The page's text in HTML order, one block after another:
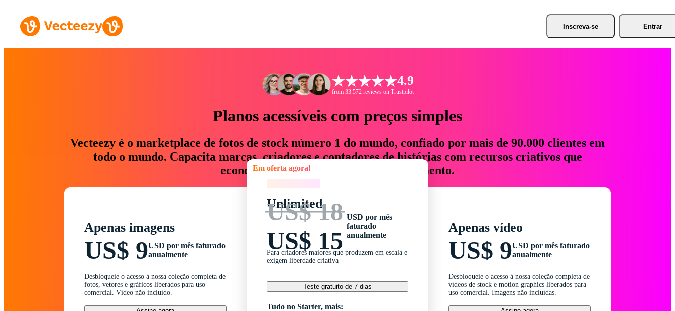
Inscreva-se Entrar
4.9
from 33.572 reviews on Trustpilot
Planos acessíveis com preços simples
Vecteezy é o marketplace de fotos de stock número 1 do mundo, confiado por mais de 90.000 clientes em
todo o mundo. Capacita marcas, criadores e contadores de histórias com recursos criativos que
economizam até 76% em tempo e orçamento.
Apenas imagens
US$ 9USD por mês faturado
anualmente
Desbloqueie o acesso à nossa coleção completa de
fotos, vetores e gráficos liberados para uso
comercial. Vídeo não incluído.
Em oferta agora!
Unlimited
US$ 18
US$ 15
USD por mês
faturado
anualmente
Para criadores maiores que produzem em escala e
exigem liberdade criativa
Teste gratuito de 7 dias
Tudo no Starter, mais:
Apenas vídeo
US$ 9USD por mês faturado
anualmente
Desbloqueie o acesso à nossa coleção completa de
vídeos de stock e motion graphics liberados para
uso comercial. Imagens não incluídas.